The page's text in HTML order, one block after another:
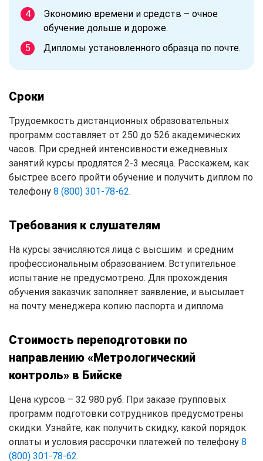
Экономию времени и средств – очное
обучение дольше и дороже.
Дипломы установленного образца по почте.
Сроки
Трудоемкость дистанционных образовательных
программ составляет от 250 до 526 академических
часов. При средней интенсивности ежедневных
занятий курсы продлятся 2-3 месяца. Расскажем, как
быстрее всего пройти обучение и получить диплом по
телефону 8 (800) 301-78-62.
Требования к слушателям
На курсы зачисляются лица с высшим и средним
профессиональным образованием. Вступительное
испытание не предусмотрено. Для прохождения
обучения заказчик заполняет заявление, и высылает
на почту менеджера копию паспорта и диплома.
Стоимость переподготовки по
направлению «Метрологический
контроль» в Бийске
Цена курсов – 32 980 руб. При заказе групповых
программ подготовки сотрудников предусмотрены
скидки. Узнайте, как получить скидку, какой порядок
оплаты и условия рассрочки платежей по телефону 8
(800) 301-78-62.